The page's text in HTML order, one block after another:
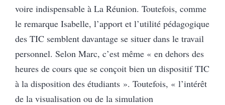
voire indispensable à La Réunion. Toutefois, comme
le remarque Isabelle, l’apport et l’utilité pédagogique
des TIC semblent davantage se situer dans le travail
personnel. Selon Marc, c’est même « en dehors des
heures de cours que se conçoit bien un dispositif TIC
à la disposition des étudiants ». Toutefois, « l’intérêt
de la visualisation ou de la simulation